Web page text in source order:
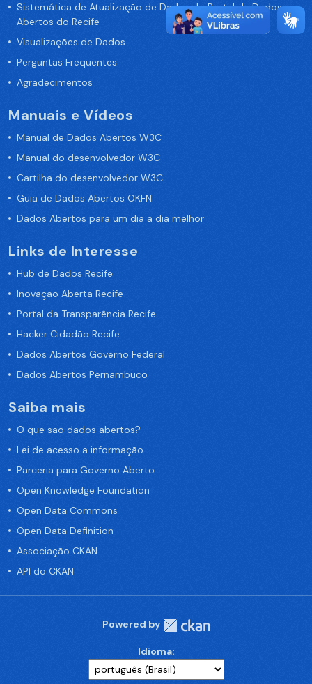
Sistemática de Atualização de Dados do Portal de Dados
Abertos do Recife
Visualizações de Dados
Perguntas Frequentes
Agradecimentos
Manuais e Vídeos
Manual de Dados Abertos W3C
Manual do desenvolvedor W3C
Cartilha do desenvolvedor W3C
Guia de Dados Abertos OKFN
Dados Abertos para um dia a dia melhor
Links de Interesse
Hub de Dados Recife
Inovação Aberta Recife
Portal da Transparência Recife
Hacker Cidadão Recife
Dados Abertos Governo Federal
Dados Abertos Pernambuco
Saiba mais
O que são dados abertos?
Lei de acesso a informação
Parceria para Governo Aberto
Open Knowledge Foundation
Open Data Commons
Open Data Definition
Associação CKAN
API do CKAN
Powered by
Idioma